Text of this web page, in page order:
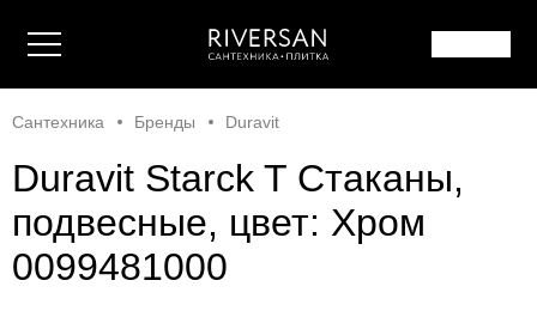
Сантехника Бренды Duravit
Duravit Starck T Стаканы,
подвесные, цвет: Хром
0099481000